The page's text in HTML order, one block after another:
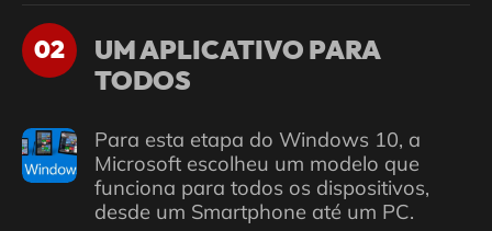
02
UM APLICATIVO PARA
TODOS
Para esta etapa do Windows 10, a
Microsoft escolheu um modelo que
funciona para todos os dispositivos,
desde um Smartphone até um PC.